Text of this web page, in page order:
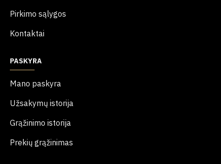
Pirkimo sąlygos
Kontaktai
PASKYRA
Mano paskyra
Užsakymų istorija
Grąžinimo istorija
Prekių grąžinimas